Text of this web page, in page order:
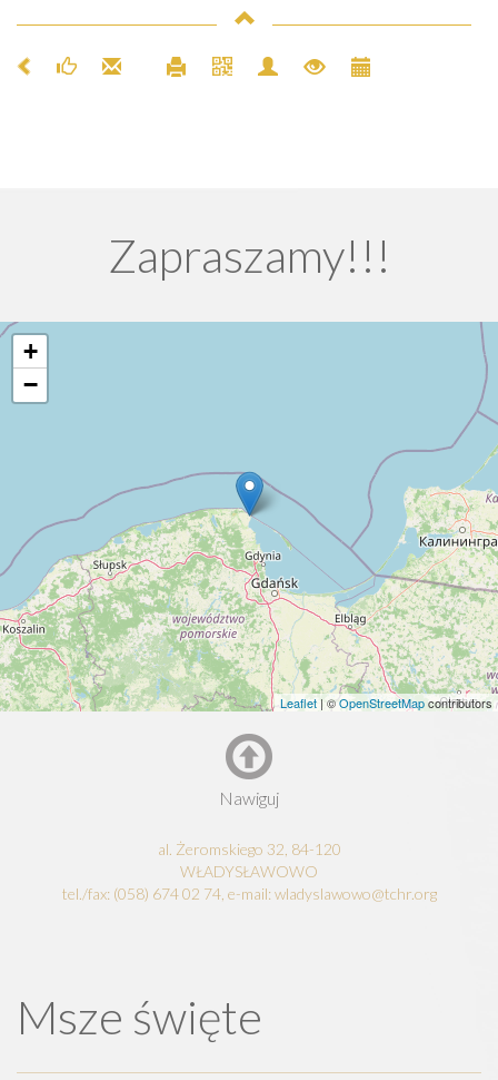
Zapraszamy!!!
+
−
Leaflet | ©OpenStreetMapcontributors
Nawiguj
al. Żeromskiego 32, 84-120
WŁADYSŁAWOWO
tel./fax: (058) 674 02 74, e-mail: wladyslawowo@tchr.org
Msze święte